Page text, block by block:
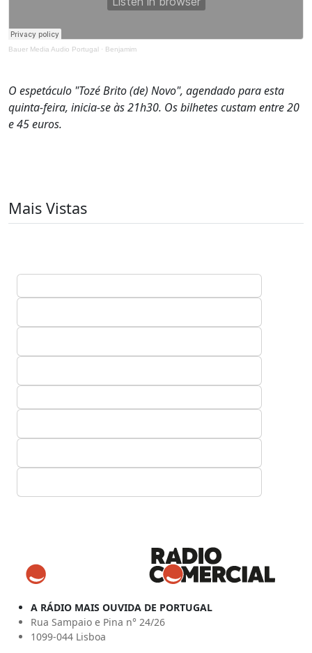
Bauer Media Audio Portugal · Benjamim
O espetáculo "Tozé Brito (de) Novo", agendado para esta
quinta-feira, inicia-se às 21h30. Os bilhetes custam entre 20
e 45 euros.
Mais Vistas
A RÁDIO MAIS OUVIDA DE PORTUGAL
Rua Sampaio e Pina n° 24/26
1099-044 Lisboa